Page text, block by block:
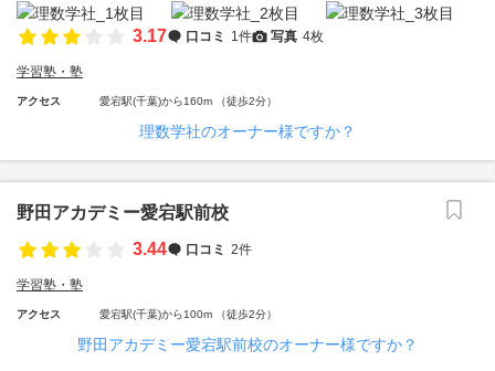
3.17 口コミ 1件 写真 4枚
学習塾・塾
アクセス 愛宕駅(千葉)から160m （徒歩2分）
理数学社のオーナー様ですか？
野田アカデミー愛宕駅前校
3.44
口コミ 2件
学習塾・塾
アクセス 愛宕駅(千葉)から100m （徒歩2分）
野田アカデミー愛宕駅前校のオーナー様ですか？